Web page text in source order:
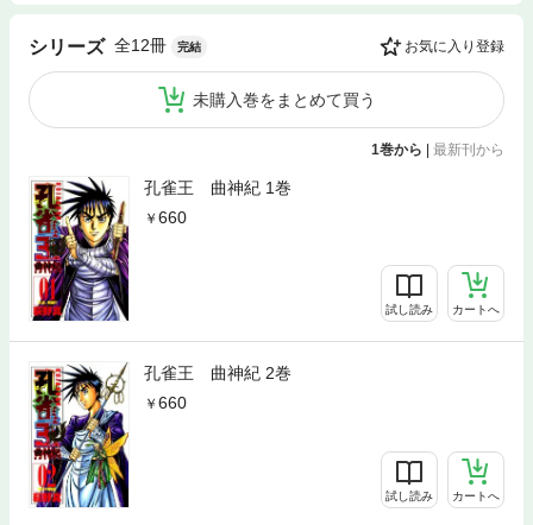
シリーズ 全12冊 完結 お気に入り登録
未購入巻をまとめて買う
1巻から | 最新刊から
孔雀王 曲神紀 1巻
660
試し読み カートへ
孔雀王 曲神紀 2巻
660
試し読み カートへ